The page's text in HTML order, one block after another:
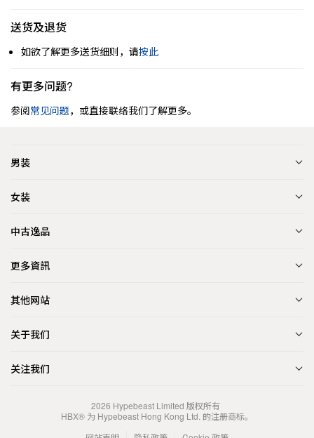
送货及退货
如欲了解更多送货细则，请按此
有更多问题?
参阅常见问题，或直接联络我们了解更多。
男装
女装
中古逸品
更多資訊
其他网站
关于我们
关注我们
2026 Hypebeast Limited 版权所有
HBX® 为 Hypebeast Hong Kong Ltd. 的注册商标。